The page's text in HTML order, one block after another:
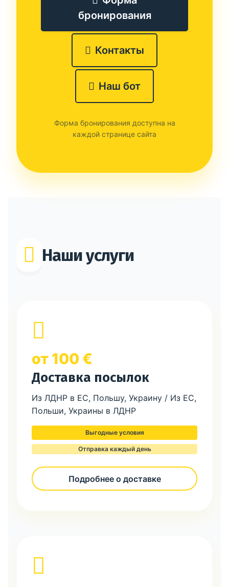
бронирования
Контакты
Наш бот
Форма бронирования доступна на
каждой странице сайта
Наши услуги
от 100 €
Доставка посылок
Из ЛДНР в ЕС, Польшу, Украину / Из ЕС,
Польши, Украины в ЛДНР
Выгодные условия
Отправка каждый день
Подробнее о доставке